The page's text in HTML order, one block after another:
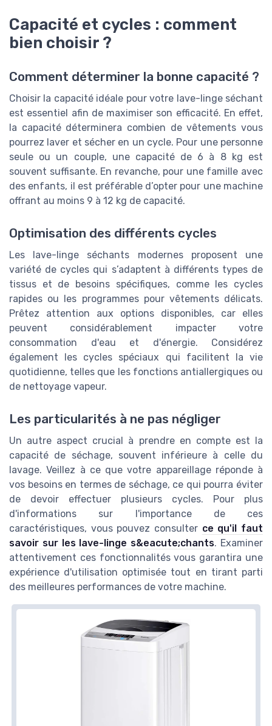
Capacité et cycles : comment
bien choisir ?
Comment déterminer la bonne capacité ?
Choisir la capacité idéale pour votre lave-linge séchant
est essentiel afin de maximiser son efficacité. En effet,
la capacité déterminera combien de vêtements vous
pourrez laver et sécher en un cycle. Pour une personne
seule ou un couple, une capacité de 6 à 8 kg est
souvent suffisante. En revanche, pour une famille avec
des enfants, il est préférable d’opter pour une machine
offrant au moins 9 à 12 kg de capacité.
Optimisation des différents cycles
Les lave-linge séchants modernes proposent une
variété de cycles qui s’adaptent à différents types de
tissus et de besoins spécifiques, comme les cycles
rapides ou les programmes pour vêtements délicats.
Prêtez attention aux options disponibles, car elles
peuvent considérablement impacter votre
consommation d'eau et d'énergie. Considérez
également les cycles spéciaux qui facilitent la vie
quotidienne, telles que les fonctions antiallergiques ou
de nettoyage vapeur.
Les particularités à ne pas négliger
Un autre aspect crucial à prendre en compte est la
capacité de séchage, souvent inférieure à celle du
lavage. Veillez à ce que votre appareillage réponde à
vos besoins en termes de séchage, ce qui pourra éviter
de devoir effectuer plusieurs cycles. Pour plus
d'informations sur l'importance de ces
caractéristiques, vous pouvez consulter ce qu'il faut
savoir sur les lave-linge s&eacute;chants. Examiner
attentivement ces fonctionnalités vous garantira une
expérience d'utilisation optimisée tout en tirant parti
des meilleures performances de votre machine.